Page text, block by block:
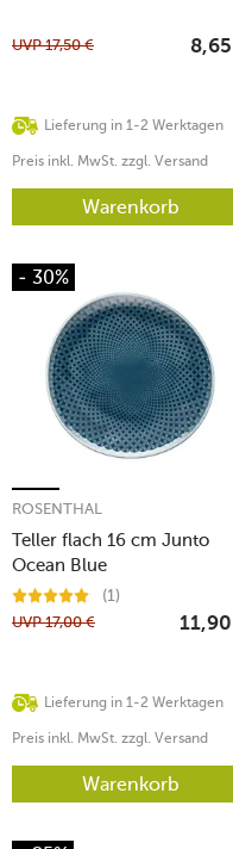
Lieferung in 1-2 Werktagen
UVP17,50 € 8,65
Preis inkl. MwSt. zzgl. Versand
Warenkorb
- 30%
Teller flach 16 cm Junto
Ocean Blue
ROSENTHAL
(1)
Lieferung in 1-2 Werktagen
UVP17,00 € 11,90
Preis inkl. MwSt. zzgl. Versand
Warenkorb